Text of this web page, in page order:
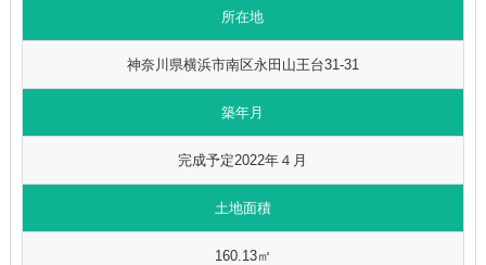
所在地
神奈川県横浜市南区永田山王台31-31
築年月
完成予定2022年４月
土地面積
160.13㎡